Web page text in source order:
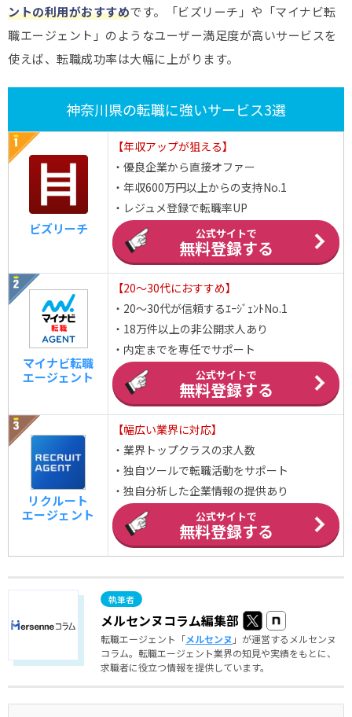
ントの利用がおすすめです。「ビズリーチ」や「マイナビ転
職エージェント」のようなユーザー満足度が高いサービスを
使えば、転職成功率は大幅に上がります。
神奈川県の転職に強いサービス3選
ビズリーチ
【年収アップが狙える】
・優良企業から直接オファー
・年収600万円以上からの支持No.1
・レジュメ登録で転職率UP
公式サイトで
無料登録する
マイナビ転職
エージェント
【20～30代におすすめ】
・20～30代が信頼するｴｰｼﾞｪﾝﾄNo.1
・18万件以上の非公開求人あり
・内定までを専任でサポート
公式サイトで
無料登録する
リクルート
エージェント
【幅広い業界に対応】
・業界トップクラスの求人数
・独自ツールで転職活動をサポート
・独自分析した企業情報の提供あり
公式サイトで
無料登録する
メルセンヌコラム編集部
転職エージェント「メルセンヌ 」が運営するメルセンヌ
コラム。転職エージェント業界の知見や実績をもとに、
求職者に役立つ情報を提供しています。